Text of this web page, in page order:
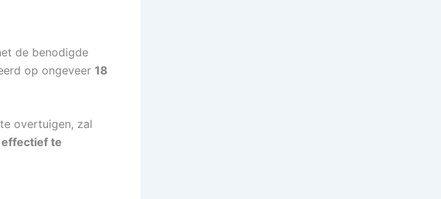
de benodigde
op ongeveer 18
overtuigen, zal
effectief te